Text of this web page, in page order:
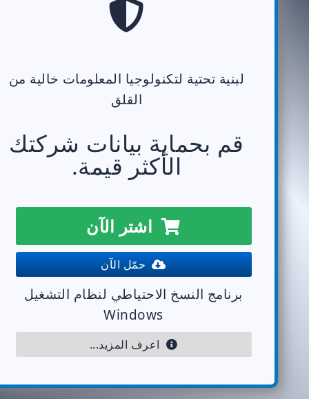
لبنية تحتية لتكنولوجيا المعلومات خالية من
القلق
قم بحماية بيانات شركتك
الأكثر قيمة.
اشتر الآن
حمّل الآن
برنامج النسخ الاحتياطي لنظام التشغيل
Windows
اعرف المزيد...